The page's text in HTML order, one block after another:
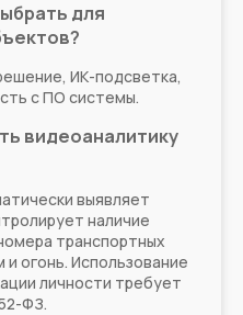
для
ИК-подсветка,
с ПО системы.
видеоаналитику
выявляет
наличие
транспортных
огонь. Использование
личности требует
ФЗ.